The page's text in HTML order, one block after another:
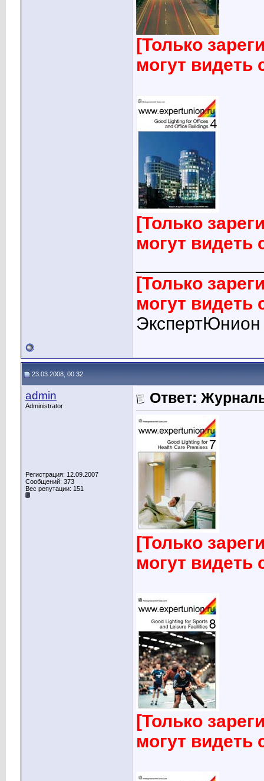
[Только
могут
[Только
могут
[Только
могут
ЭкспертЮнион
23.03.2008, 00:32
admin
Administrator
Регистрация: 12.09.2007
Сообщений: 373
Вес репутации: 151
Ответ:
[Только
могут
[Только
могут